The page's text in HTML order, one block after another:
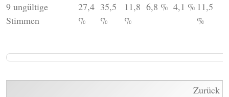
9 ungültige
Stimmen
27,4
%
35,5
%
11,8
%
6,8 % 4,1 % 11,5
%
Zurück